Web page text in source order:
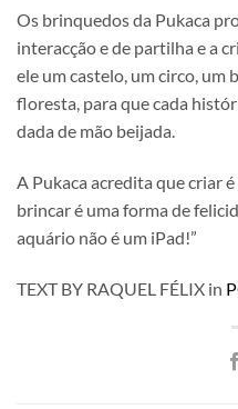
Os brinquedos da Pukaca
interacção e de partilha e a
ele um castelo, um circo, um
floresta, para que cada
dada de mão beijada.
A Pukaca acredita que criar
brincar é uma forma de
aquário não é um iPad!”
TEXT BY RAQUEL FÉLIX in